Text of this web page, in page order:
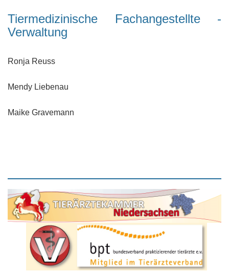
Tiermedizinische Fachangestellte -
Verwaltung
Ronja Reuss
Mendy Liebenau
Maike Gravemann